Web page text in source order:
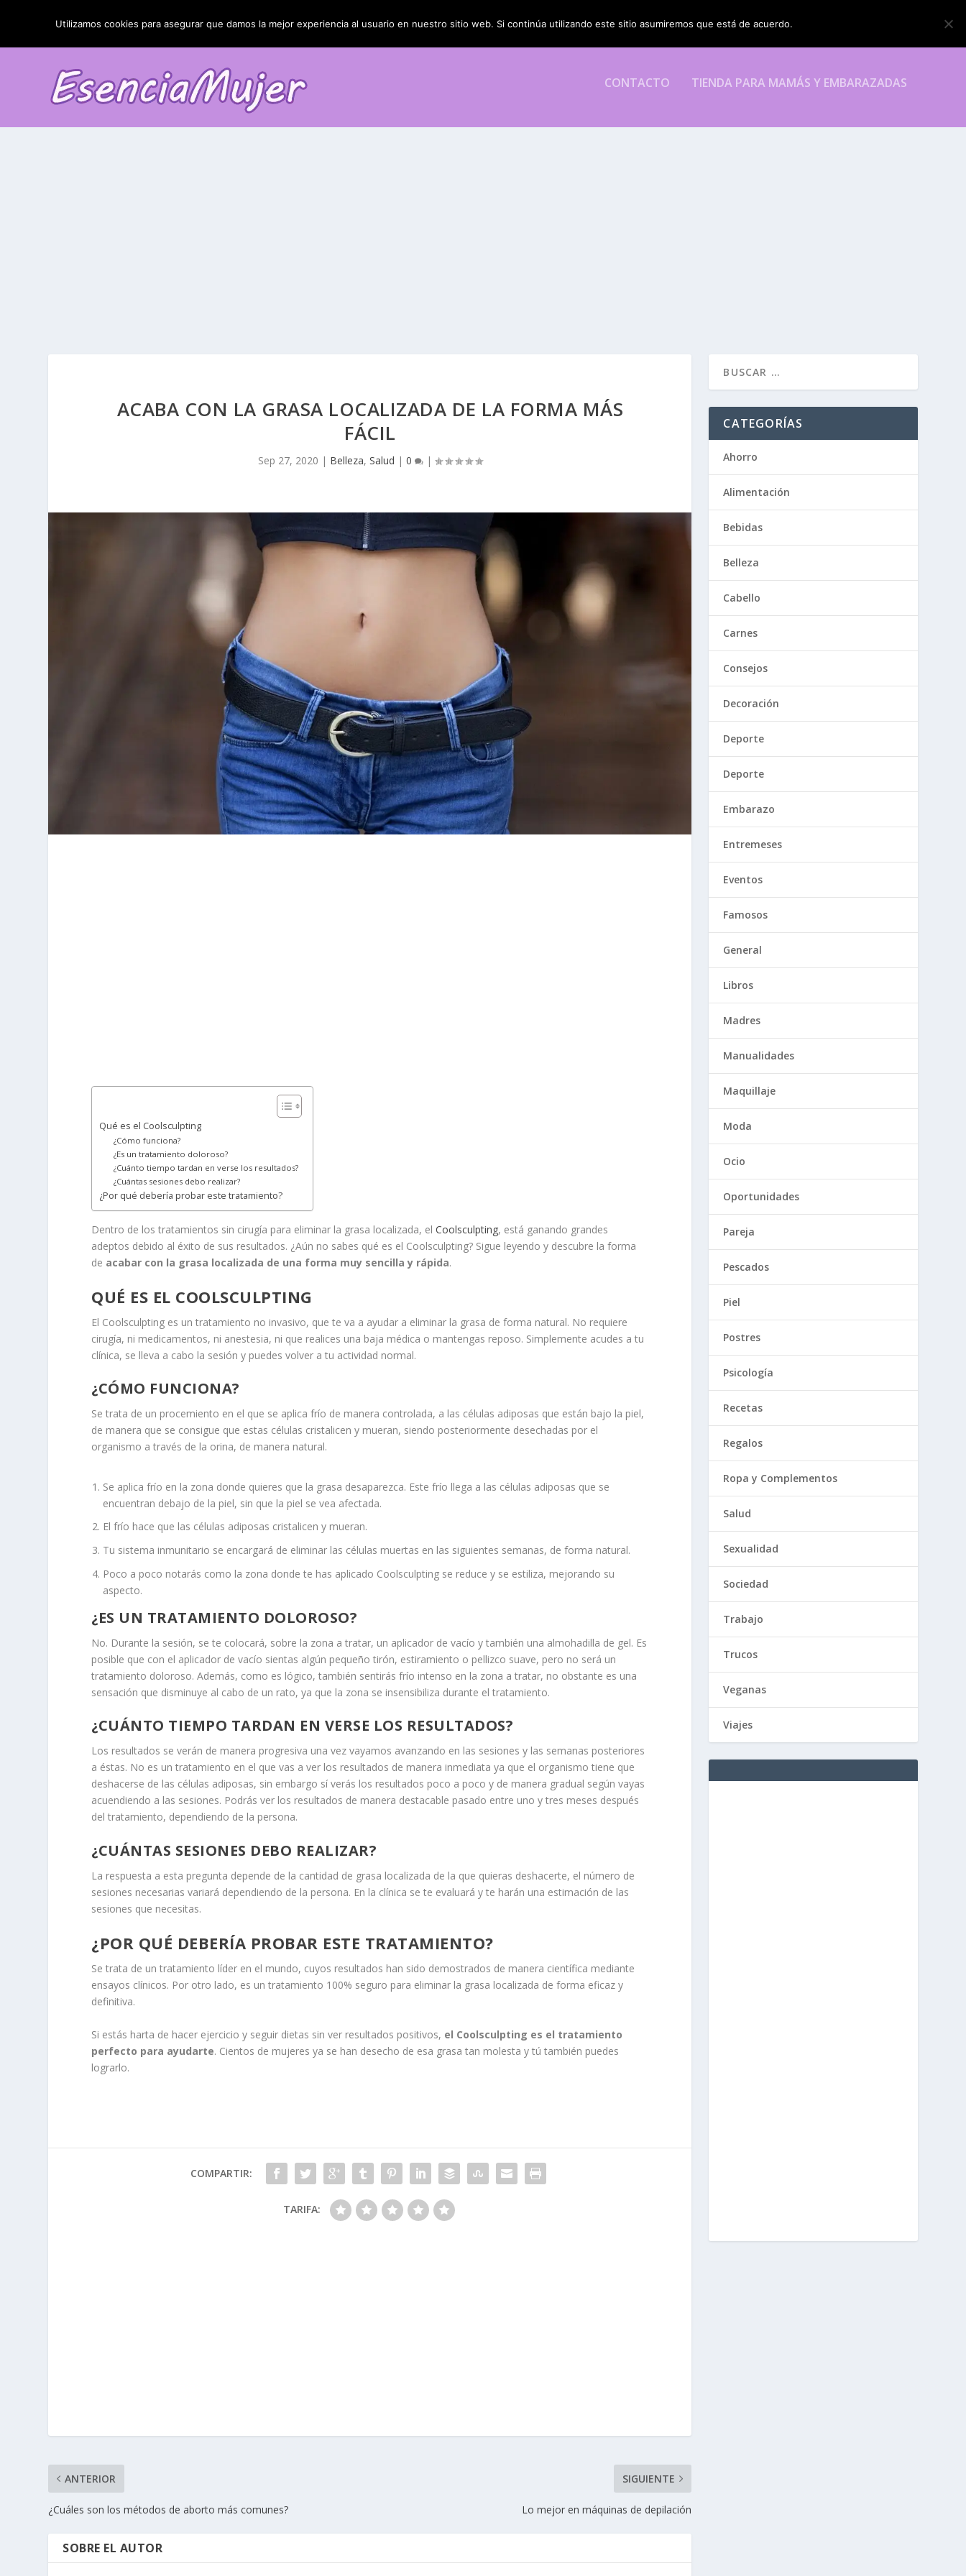
TENDENCIAS: La blefaroplastia y sus resultados
CONTACTO TIENDA PARA MAMÁS Y EMBARAZADAS
ACABA CON LA GRASA LOCALIZADA DE LA FORMA MÁS
FÁCIL
Sep 27, 2020 | Belleza, Salud | 0 |
Qué es el Coolsculpting
¿Cómo funciona?
¿Es un tratamiento doloroso?
¿Cuánto tiempo tardan en verse los resultados?
¿Cuántas sesiones debo realizar?
¿Por qué debería probar este tratamiento?
Dentro de los tratamientos sin cirugía para eliminar la grasa localizada, elCoolsculpting, está ganando grandes
adeptos debido al éxito de sus resultados. ¿Aún no sabes qué es el Coolsculpting? Sigue leyendo y descubre la forma
de acabar con la grasa localizada de una forma muy sencilla y rápida.
QUÉ ES EL COOLSCULPTING
El Coolsculpting es un tratamiento no invasivo, que te va a ayudar a eliminar la grasa de forma natural. No requiere
cirugía, ni medicamentos, ni anestesia, ni que realices una baja médica o mantengas reposo. Simplemente acudes a tu
clínica, se lleva a cabo la sesión y puedes volver a tu actividad normal.
¿CÓMO FUNCIONA?
Se trata de un procemiento en el que se aplica frío de manera controlada, a las células adiposas que están bajo la piel,
de manera que se consigue que estas células cristalicen y mueran, siendo posteriormente desechadas por el
organismo a través de la orina, de manera natural.
Se aplica frío en la zona donde quieres que la grasa desaparezca. Este frío llega a las células adiposas que se
encuentran debajo de la piel, sin que la piel se vea afectada.
El frío hace que las células adiposas cristalicen y mueran.
Tu sistema inmunitario se encargará de eliminar las células muertas en las siguientes semanas, de forma natural.
Poco a poco notarás como la zona donde te has aplicado Coolsculpting se reduce y se estiliza, mejorando su
aspecto.
¿ES UN TRATAMIENTO DOLOROSO?
No. Durante la sesión, se te colocará, sobre la zona a tratar, un aplicador de vacío y también una almohadilla de gel. Es
posible que con el aplicador de vacío sientas algún pequeño tirón, estiramiento o pellizco suave, pero no será un
tratamiento doloroso. Además, como es lógico, también sentirás frío intenso en la zona a tratar, no obstante es una
sensación que disminuye al cabo de un rato, ya que la zona se insensibiliza durante el tratamiento.
¿CUÁNTO TIEMPO TARDAN EN VERSE LOS RESULTADOS?
Los resultados se verán de manera progresiva una vez vayamos avanzando en las sesiones y las semanas posteriores
a éstas. No es un tratamiento en el que vas a ver los resultados de manera inmediata ya que el organismo tiene que
deshacerse de las células adiposas, sin embargo sí verás los resultados poco a poco y de manera gradual según vayas
acuendiendo a las sesiones. Podrás ver los resultados de manera destacable pasado entre uno y tres meses después
del tratamiento, dependiendo de la persona.
¿CUÁNTAS SESIONES DEBO REALIZAR?
La respuesta a esta pregunta depende de la cantidad de grasa localizada de la que quieras deshacerte, el número de
sesiones necesarias variará dependiendo de la persona. En la clínica se te evaluará y te harán una estimación de las
sesiones que necesitas.
¿POR QUÉ DEBERÍA PROBAR ESTE TRATAMIENTO?
Se trata de un tratamiento líder en el mundo, cuyos resultados han sido demostrados de manera científica mediante
ensayos clínicos. Por otro lado, es un tratamiento 100% seguro para eliminar la grasa localizada de forma eficaz y
definitiva.
Si estás harta de hacer ejercicio y seguir dietas sin ver resultados positivos, el Coolsculpting es el tratamiento
perfecto para ayudarte. Cientos de mujeres ya se han desecho de esa grasa tan molesta y tú también puedes
lograrlo.
COMPARTIR:
TARIFA:
ANTERIOR
¿Cuáles son los métodos de aborto más comunes?
SIGUIENTE
Lo mejor en máquinas de depilación
SOBRE EL AUTOR
CATEGORÍAS
Ahorro
Alimentación
Bebidas
Belleza
Cabello
Carnes
Consejos
Decoración
Deporte
Deporte
Embarazo
Entremeses
Eventos
Famosos
General
Libros
Madres
Manualidades
Maquillaje
Moda
Ocio
Oportunidades
Pareja
Pescados
Piel
Postres
Psicología
Recetas
Regalos
Ropa y Complementos
Salud
Sexualidad
Sociedad
Trabajo
Trucos
Veganas
Viajes
Utilizamos cookies para asegurar que damos la mejor experiencia al usuario en nuestro sitio web. Si continúa utilizando este sitio asumiremos que está de acuerdo.